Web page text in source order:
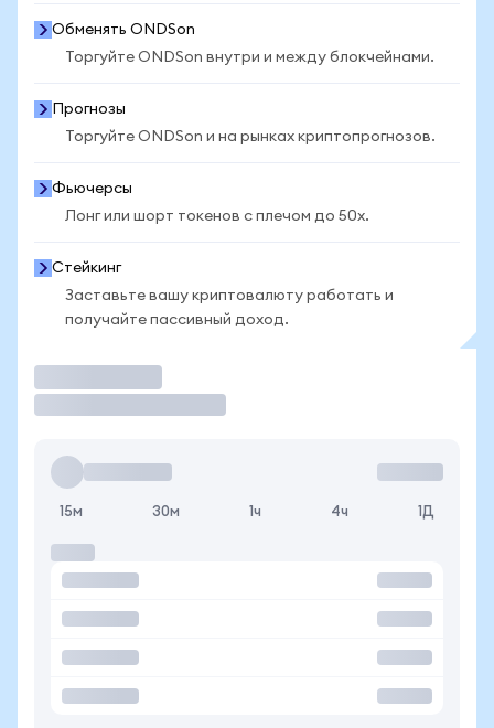
Обменять ONDSon
Торгуйте ONDSon внутри и между блокчейнами.
Прогнозы
Торгуйте ONDSon и на рынках криптопрогнозов.
Фьючерсы
Лонг или шорт токенов с плечом до 50x.
Стейкинг
Заставьте вашу криптовалюту работать и
получайте пассивный доход.
15м 30м 1ч 4ч 1Д